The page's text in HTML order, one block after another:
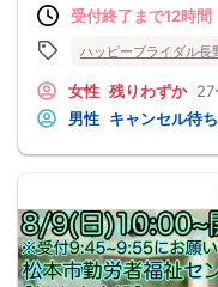
受付終了まで12時間
ハッピーブライダル長
女性 残りわずか
男性 キャンセル待ち